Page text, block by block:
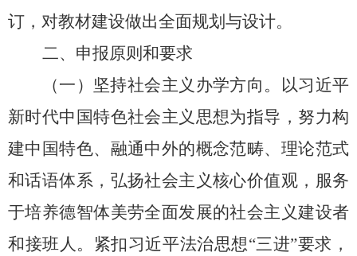
订，对教材建设做出全面规划与设计。
二、申报原则和要求
（一）坚持社会主义办学方向。以习近平
新时代中国特色社会主义思想为指导，努力构
建中国特色、融通中外的概念范畴、理论范式
和话语体系，弘扬社会主义核心价值观，服务
于培养德智体美劳全面发展的社会主义建设者
和接班人。 紧扣习近平法治思想“三进”要求，